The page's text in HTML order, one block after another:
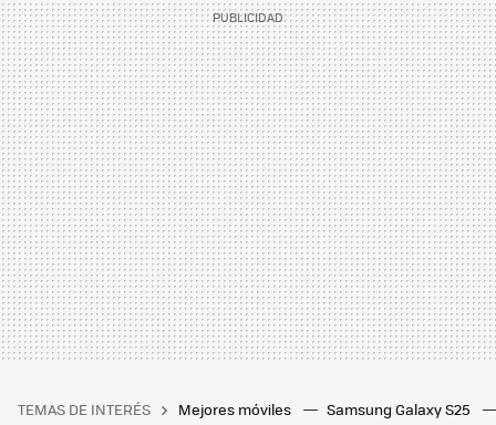
TEMAS DE INTERÉS Mejores móviles Samsung Galaxy S25